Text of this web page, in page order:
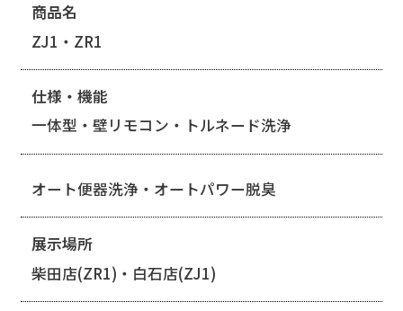
商品名
ZJ1・ZR1
仕様・機能
一体型・壁リモコン・トルネード洗浄
オート便器洗浄・オートパワー脱臭
展示場所
柴田店(ZR1)・白石店(ZJ1)